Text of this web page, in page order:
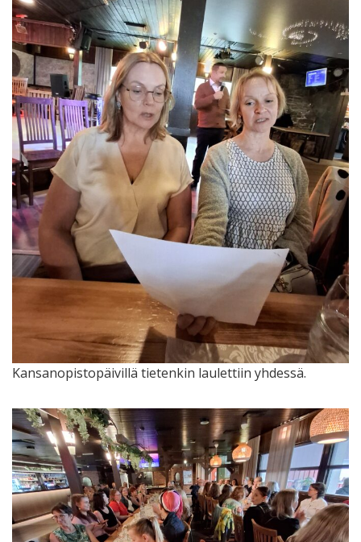
Kansanopistopäivillä tietenkin laulettiin yhdessä.